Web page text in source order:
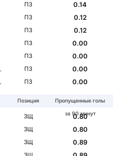
ПЗ
0.14
ПЗ
0.12
ПЗ
0.12
ПЗ
0.00
ПЗ
0.00
ПЗ
0.00
ПЗ 0.00
Позиция
Пропущенные голы
за 90 минут
ЗЩ
0.80
ЗЩ
0.80
ЗЩ
0.89